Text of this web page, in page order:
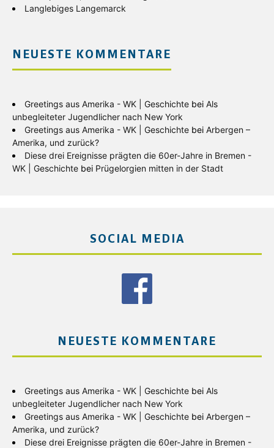
Langlebiges Langemarck
NEUESTE KOMMENTARE
Greetings aus Amerika - WK | Geschichte bei Als
unbegleiteter Jugendlicher nach New York
Greetings aus Amerika - WK | Geschichte bei Arbergen –
Amerika, und zurück?
Diese drei Ereignisse prägten die 60er-Jahre in Bremen -
WK | Geschichte bei Prügelorgien mitten in der Stadt
SOCIAL MEDIA
NEUESTE KOMMENTARE
Greetings aus Amerika - WK | Geschichte bei Als
unbegleiteter Jugendlicher nach New York
Greetings aus Amerika - WK | Geschichte bei Arbergen –
Amerika, und zurück?
Diese drei Ereignisse prägten die 60er-Jahre in Bremen -